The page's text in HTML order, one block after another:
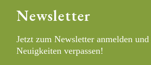
Newsletter
Jetzt zum Newsletter anmelden
Neuigkeiten verpassen!